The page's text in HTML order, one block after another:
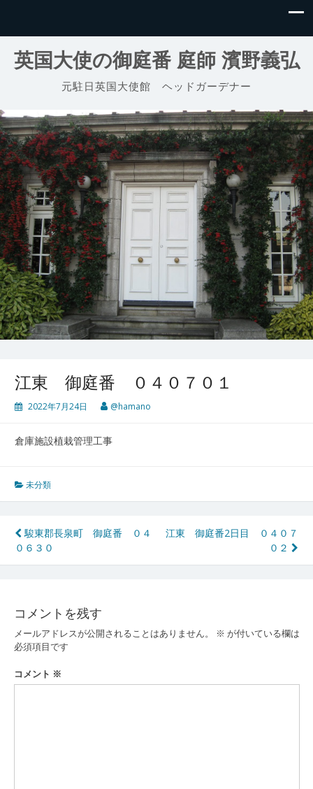
英国大使の御庭番 庭師 濱野義弘
元駐日英国大使館 ヘッドガーデナー
江東 御庭番 ０４０７０１
2022年7月24日 @hamano
倉庫施設植栽管理工事
未分類
投
稿
ビ
ゲ
ー
シ
駿東郡長泉町 御庭番 ０４
０６３０
江東 御庭番2日目 ０４０７
０２
コメントを残す
メールアドレスが公開されることはありません。 ※ が付いている欄は
必須項目です
コメント ※